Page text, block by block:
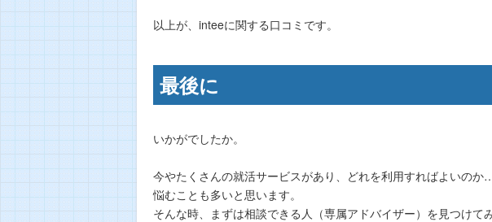
以上が、inteeに関する口コミです。
最後に
いかがでしたか。
今やたくさんの就活サービスがあり、どれを利用すればよいのか…
悩むことも多いと思います。
そんな時、まずは相談できる人（専属アドバイザー）を見つけて